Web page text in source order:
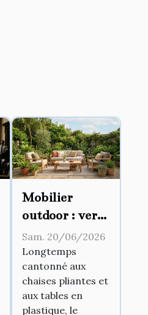
Mobilier
outdoor : vers
une fusion
entre
intérieur et
jardin
Sam. 20/06/2026
Longtemps
cantonné aux
chaises pliantes et
aux tables en
plastique, le